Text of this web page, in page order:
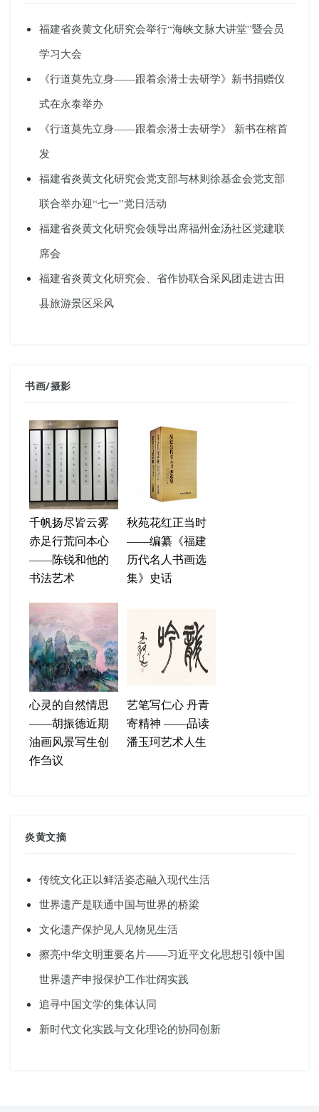
福建省炎黄文化研究会举行“海峡文脉大讲堂”暨会员
学习大会
《行道莫先立身——跟着余潜士去研学》新书捐赠仪
式在永泰举办
《行道莫先立身——跟着余潜士去研学》 新书在榕首
发
福建省炎黄文化研究会党支部与林则徐基金会党支部
联合举办迎“七一”党日活动
福建省炎黄文化研究会领导出席福州金汤社区党建联
席会
福建省炎黄文化研究会、省作协联合采风团走进古田
县旅游景区采风
书画/摄影
千帆扬尽皆云雾
赤足行荒问本心
——陈锐和他的
书法艺术
秋苑花红正当时
——编纂《福建
历代名人书画选
集》史话
心灵的自然情思
——胡振德近期
油画风景写生创
作刍议
艺笔写仁心 丹青
寄精神 ——品读
潘玉珂艺术人生
炎黄文摘
传统文化正以鲜活姿态融入现代生活
世界遗产是联通中国与世界的桥梁
文化遗产保护见人见物见生活
擦亮中华文明重要名片——习近平文化思想引领中国
世界遗产申报保护工作壮阔实践
追寻中国文学的集体认同
新时代文化实践与文化理论的协同创新